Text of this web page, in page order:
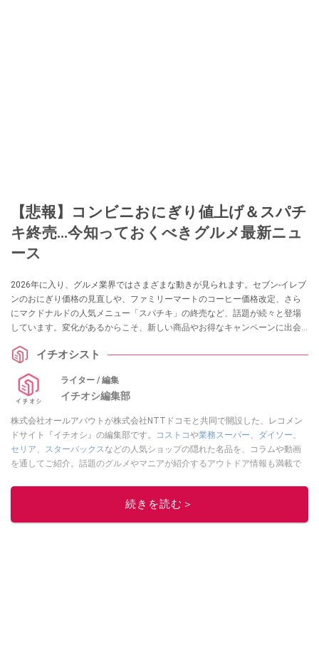
【悲報】コンビニおにぎり値上げ＆スパチ
キ終売…今知っておくべきグルメ最新ニュ
ース
2026年に入り、グルメ業界ではさまざまな動きが見られます。セブン-イレブ
ンのおにぎり価格の見直しや、ファミリーマートのコーヒー価格改定、さら
にマクドナルドの人気メニュー「スパチキ」の終売など、話題が続々と登場
しています。変化があるからこそ、新しい商品やお得なキャンペーンに出会
たい注目のグルメ情報をわかりやすくまとめました。最新情報を上手にキャ
イチオシスト
ライター / 編集
イチオシ編集部
株式会社オールアバウトが株式会社NTTドコモと共同で開設した、レコメン
ドサイト『イチオシ』の編集部です。
コストコや業務スーパー、 ダイソー、
セリア、 スターバックスなどの人気ショップの隠れた名品を、コラムや動画
を通してご紹介。話題のグルメやマニアが紹介するアウトドア情報も満載で
レビューしています。毎日トレンド情報をお届けしているので、ぜひ
してください！続きを読む＞